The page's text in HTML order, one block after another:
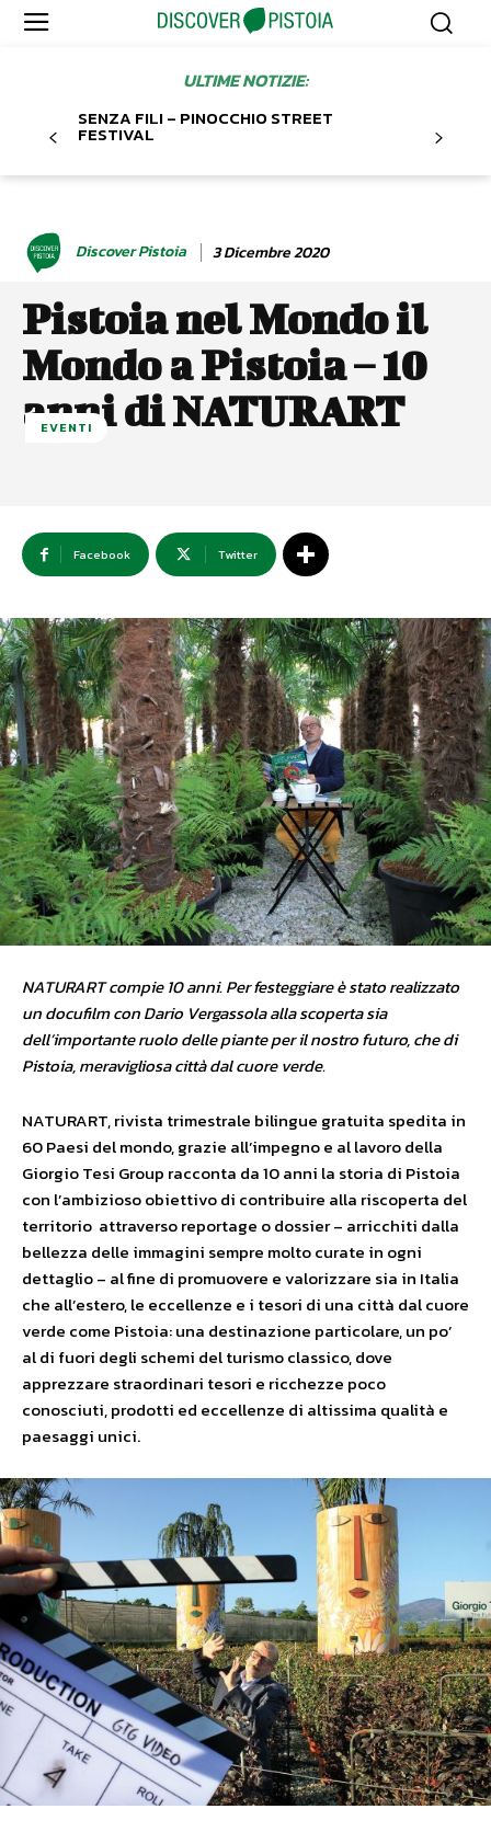
ULTIME NOTIZIE:
SENZA FILI – PINOCCHIO STREET
FESTIVAL
Discover Pistoia 3 Dicembre 2020
Pistoia nel Mondo il
Mondo a Pistoia – 10
anni di NATURART
EVENTI
Facebook Twitter
NATURART compie 10 anni. Per festeggiare è stato realizzato
un docufilm con Dario Vergassola alla scoperta sia
dell’importante ruolo delle piante per il nostro futuro, che di
Pistoia, meravigliosa città dal cuore verde.
NATURART, rivista trimestrale bilingue gratuita spedita in
60 Paesi del mondo, grazie all’impegno e al lavoro della
Giorgio Tesi Group racconta da 10 anni la storia di Pistoia
con l’ambizioso obiettivo di contribuire alla riscoperta del
territorio attraverso reportage o dossier – arricchiti dalla
bellezza delle immagini sempre molto curate in ogni
dettaglio – al fine di promuovere e valorizzare sia in Italia
che all’estero, le eccellenze e i tesori di una città dal cuore
verde come Pistoia: una destinazione particolare, un po’
al di fuori degli schemi del turismo classico, dove
apprezzare straordinari tesori e ricchezze poco
conosciuti, prodotti ed eccellenze di altissima qualità e
paesaggi unici.